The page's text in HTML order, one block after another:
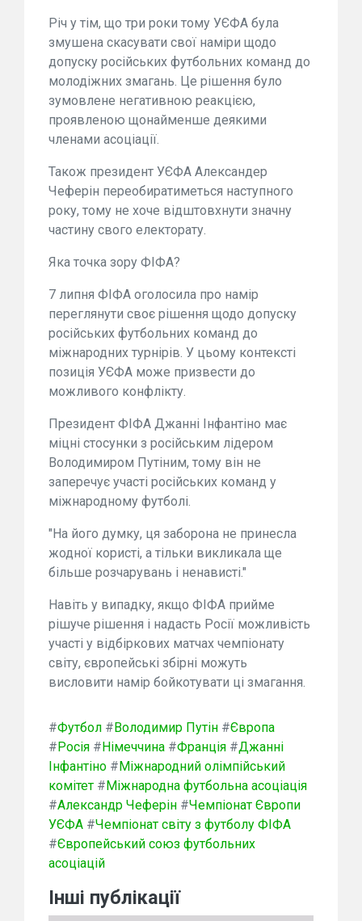
Річ у тім, що три роки тому УЄФА була
змушена скасувати свої наміри щодо
допуску російських футбольних команд до
молодіжних змагань. Це рішення було
зумовлене негативною реакцією,
проявленою щонайменше деякими
членами асоціації.
Також президент УЄФА Александер
Чеферін переобиратиметься наступного
року, тому не хоче відштовхнути значну
частину свого електорату.
Яка точка зору ФІФА?
7 липня ФІФА оголосила про намір
переглянути своє рішення щодо допуску
російських футбольних команд до
міжнародних турнірів. У цьому контексті
позиція УЄФА може призвести до
можливого конфлікту.
Президент ФІФА Джанні Інфантіно має
міцні стосунки з російським лідером
Володимиром Путіним, тому він не
заперечує участі російських команд у
міжнародному футболі.
"На його думку, ця заборона не принесла
жодної користі, а тільки викликала ще
більше розчарувань і ненависті."
Навіть у випадку, якщо ФІФА прийме
рішуче рішення і надасть Росії можливість
участі у відбіркових матчах чемпіонату
світу, європейські збірні можуть
висловити намір бойкотувати ці змагання.
#Футбол #Володимир Путін #Європа
#Росія #Німеччина #Франція #Джанні
Інфантіно #Міжнародний олімпійський
комітет #Міжнародна футбольна асоціація
#Александр Чеферін #Чемпіонат Європи
УЄФА #Чемпіонат світу з футболу ФІФА
#Європейський союз футбольних
асоціацій
Інші публікації